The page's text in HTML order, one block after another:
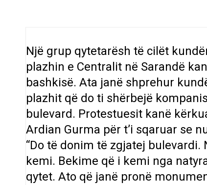
Një grup qytetarësh të cilët
plazhin e Centralit në Sarandë
bashkisë. Ata janë shprehur
plazhit që do ti shërbejë
bulevard. Protestuesit kanë
Ardian Gurma për t’i sqaruar se
“Do të donim të zgjatej
kemi. Bekime që i kemi nga
qytet. Ato që janë pronë